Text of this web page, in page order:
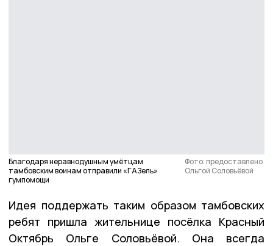
Благодаря неравнодушным умётцам
тамбовским воинам отправили «ГАЗель»
гумпомощи
Фото: предоставлено
Ольгой Соловьёвой
Идея поддержать таким образом тамбовских
ребят пришла жительнице посёлка Красный
Октябрь Ольге Соловьёвой. Она всегда